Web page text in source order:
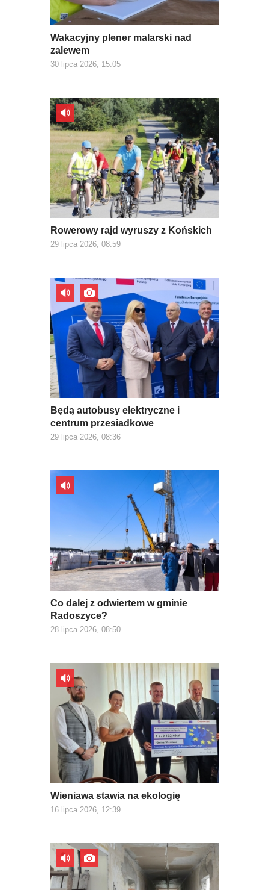
Wakacyjny plener malarski nad
zalewem
30 lipca 2026, 15:05
Rowerowy rajd wyruszy z Końskich
29 lipca 2026, 08:59
Będą autobusy elektryczne i
centrum przesiadkowe
29 lipca 2026, 08:36
Co dalej z odwiertem w gminie
Radoszyce?
28 lipca 2026, 08:50
Wieniawa stawia na ekologię
16 lipca 2026, 12:39